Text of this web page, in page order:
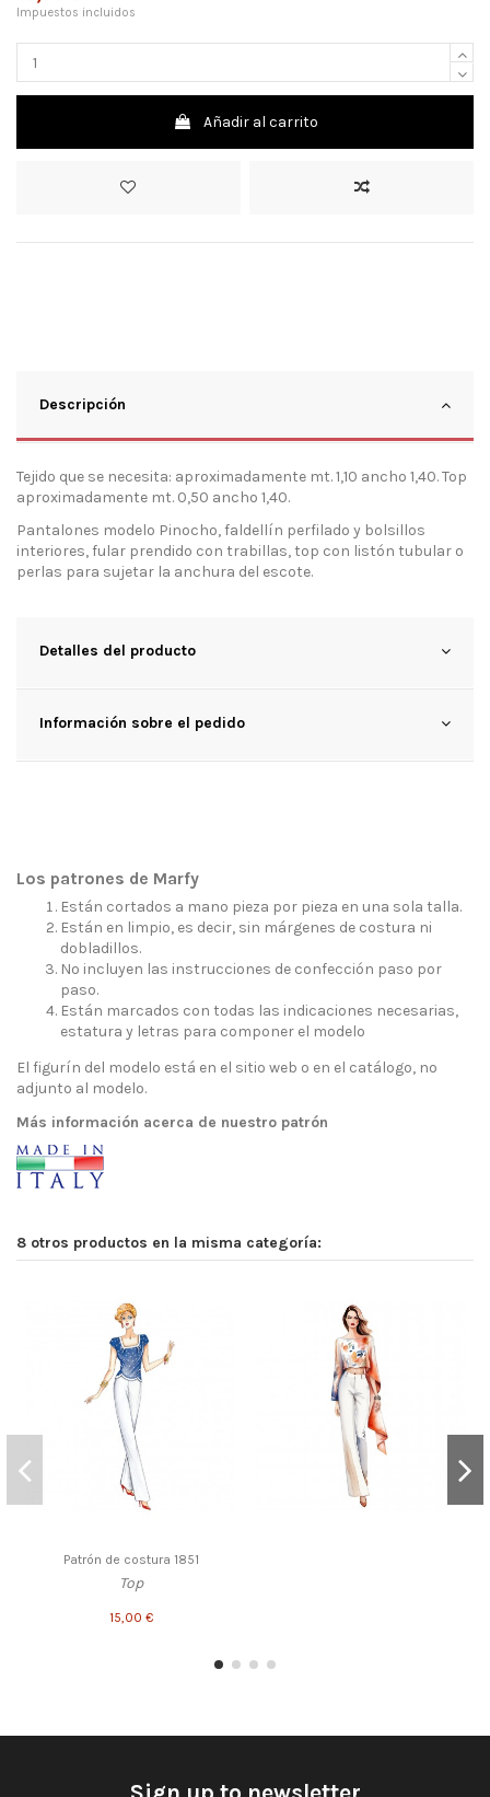
Impuestos incluidos
Añadir al carrito
Descripción
Tejido que se necesita: aproximadamente mt. 1,10 ancho 1,40. Top
aproximadamente mt. 0,50 ancho 1,40.
Pantalones modelo Pinocho, faldellín perfilado y bolsillos
interiores, fular prendido con trabillas, top con listón tubular o
perlas para sujetar la anchura del escote.
Detalles del producto
Información sobre el pedido
Los patrones de Marfy
Están cortados a mano pieza por pieza en una sola talla.
Están en limpio, es decir, sin márgenes de costura ni
dobladillos.
No incluyen las instrucciones de confección paso por
paso.
Están marcados con todas las indicaciones necesarias,
estatura y letras para componer el modelo
El figurín del modelo está en el sitio web o en el catálogo, no
adjunto al modelo.
Más información acerca de nuestro patrón
8 otros productos en la misma categoría:
Patrón de costura 1851
Top
15,00 €